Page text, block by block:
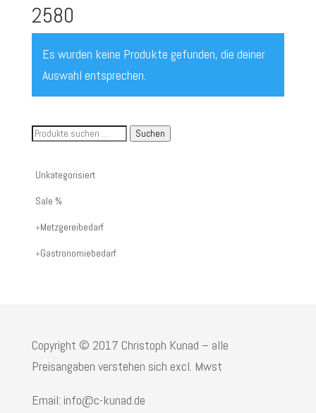
2580
Es wurden keine Produkte gefunden, die deiner
Auswahl entsprechen.
Suche
Artikelnummer
oder
Suchen
Unkategorisiert
Sale %
Metzgereibedarf
Gastronomiebedarf
Copyright © 2017 Christoph Kunad – alle
Preisangaben verstehen sich excl. Mwst
Email: info@c-kunad.de